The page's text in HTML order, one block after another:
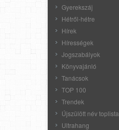
Gyerekszáj
Hétről-hétre
Hírek
Hírességek
Jogszabályok
Könyvajánló
Tanácsok
TOP 100
Trendek
Újszülött név toplista
Ultrahang